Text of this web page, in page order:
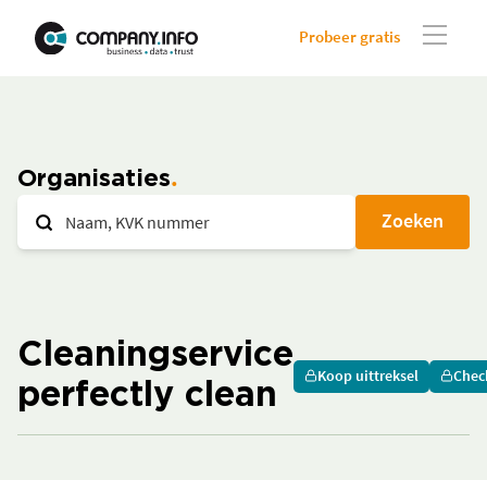
Probeer gratis
Organisaties
Zoeken
Cleaningservice
perfectly clean
Koop uittreksel